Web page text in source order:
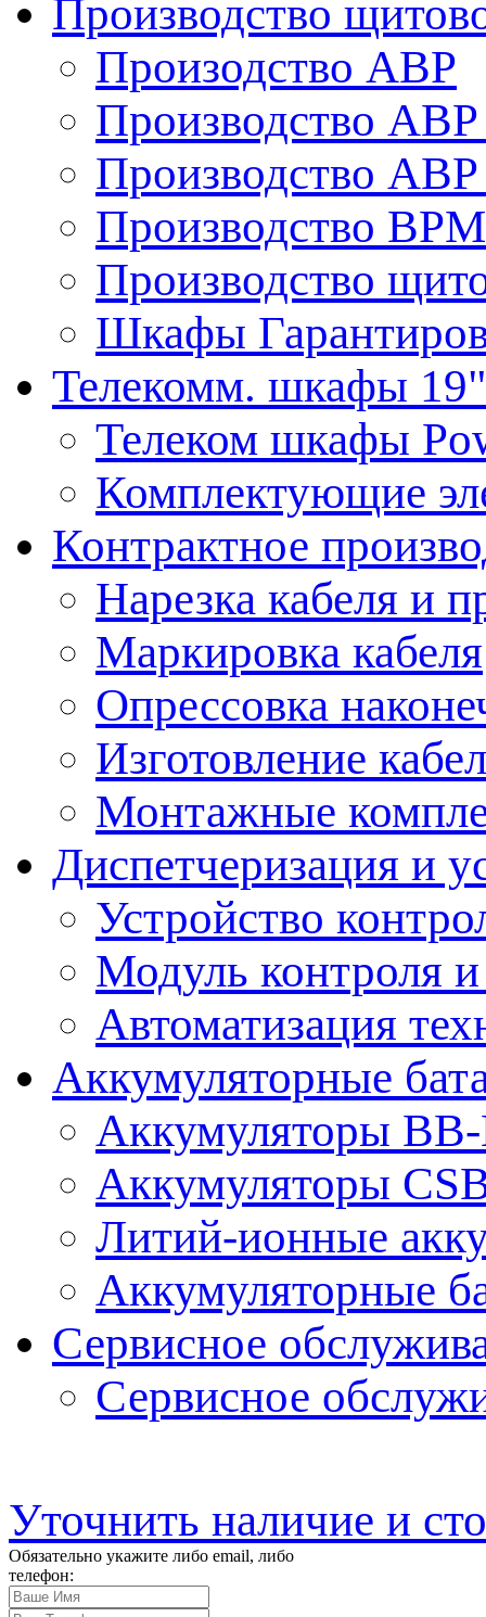
Производство
Произодство АВР
Производство
Производство
Производство ВРМ
Производство
Шкафы
Телекомм. шкафы
Телеком шкафы
Комплектующие
Контрактное
Нарезка кабеля и
Маркировка кабеля
Опрессовка
Изготовление
Монтажные
Диспетчеризация и
Устройство
Модуль контроля
Автоматизация
Аккумуляторные
Аккумуляторы
Аккумуляторы
Литий-ионные
Аккумуляторные
Сервисное
Сервисное
Уточнить наличие и
Обязательно укажите либо email, либо
телефон: